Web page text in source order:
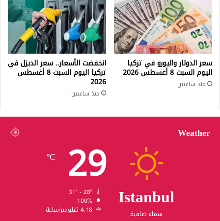
سعر الدولار واليورو في تركيا
اليوم السبت 8 أغسطس 2026
منذ ساعتين
انخفضت الأسعار.. سعر الديزل في
تركيا اليوم السبت 8 أغسطس
2026
منذ ساعتين
Weather
Istanbul
سماء صافية
29
℃
100%
4.18 كيلومتر/ساعة